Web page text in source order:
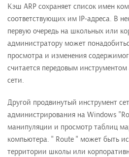
Кэш ARP сохраняет список имен
соответствующих им IP-адреса. В
первую очередь на школьных или
администратору может
просмотра и изменения
считается передовым
сети.
Другой продвинутый инструмент
администрирования на Windows
манипуляции и просмотр таблиц
компьютера. " Route " может быть
территории школы или